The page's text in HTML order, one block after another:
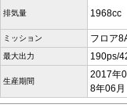
排気量 1968cc
ミッション フロア
最大出力 190ps/
生産期間
2017年
8年06月